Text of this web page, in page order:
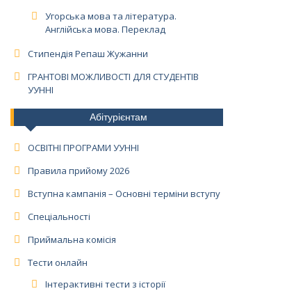
Угорська мова та література.
Англійська мова. Переклад
Стипендія Репаш Жужанни
ГРАНТОВІ МОЖЛИВОСТІ ДЛЯ СТУДЕНТІВ
УУННІ
Абітурієнтам
ОСВІТНІ ПРОГРАМИ УУННІ
Правила прийому 2026
Вступна кампанія – Основні терміни вступу
Спеціальності
Приймальна комісія
Тести онлайн
Інтерактивні тести з історії